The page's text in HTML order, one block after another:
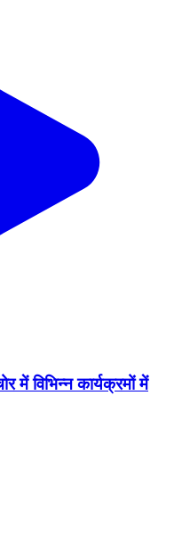
में विभिन्न कार्यक्रमों में